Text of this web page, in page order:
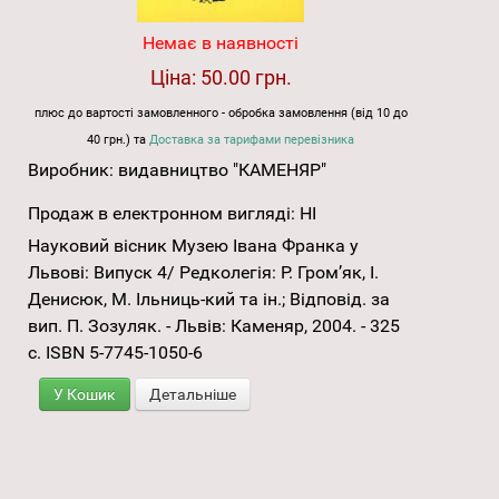
Немає в наявності
Ціна: 50.00 грн.
плюс до вартості замовленного - обробка замовлення (від 10 до
40 грн.) таДоставка за тарифами перевізника
Виробник: видавництво "КАМЕНЯР"
Продаж в електронном вигляді: НІ
Науковий вісник Музею Івана Франка у
Львові: Випуск 4/ Редколегія: Р. Гром’як, І.
Денисюк, М. Ільниць-кий та ін.; Відповід. за
вип. П. Зозуляк. - Львів: Каменяр, 2004. - 325
с. ISBN 5-7745-1050-6
У Кошик Детальніше